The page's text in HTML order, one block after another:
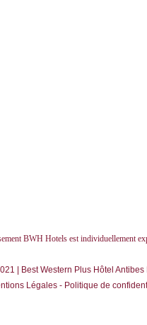
BWH Hotels est individuellement
| Best Western Plus Hôtel Antibes
Légales- Politique de